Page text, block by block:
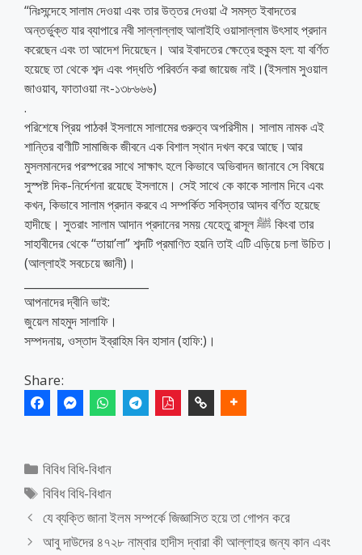
“নিঃসন্দেহে সালাম দেওয়া এবং তার উত্তর দেওয়া ঐ সমস্ত ইবাদতের
অন্তর্ভুক্ত যার ব্যাপারে নবী সাল্লাল্লাহু আলাইহি ওয়াসাল্লাম উৎসাহ প্রদান
করেছেন এবং তা আদেশ দিয়েছেন। আর ইবাদতের ক্ষেত্রে হুকুম হল: যা বর্ণিত
হয়েছে তা থেকে শব্দ এবং পদ্ধতি পরিবর্তন করা জায়েজ নাই।(ইসলাম সুওয়াল
জাওয়াব, ফাতাওয়া নং-১৩৮৬৬৬)
.
পরিশেষে প্রিয় পাঠক! ইসলামে সালামের গুরুত্ব অপরিসীম। সালাম নামক এই
শান্তির বাণীটি সামাজিক জীবনে এক বিশাল স্থান দখল করে আছে।আর
মুসলমানদের পরস্পরের সাথে সাক্ষাৎ হলে কিভাবে অভিবাদন জানাবে সে বিষয়ে
সুস্পষ্ট দিক-নির্দেশনা রয়েছে ইসলামে। সেই সাথে কে কাকে সালাম দিবে এবং
কখন, কিভাবে সালাম প্রদান করবে এ সম্পর্কিত সবিস্তার আদব বর্ণিত হয়েছে
হাদীছে। সুতরাং সালাম আদান প্রদানের সময় যেহেতু রাসূল ﷺ কিংবা তার
সাহাবীদের থেকে “তায়া’লা” শব্দটি প্রমাণিত হয়নি তাই এটি এড়িয়ে চলা উচিত।
(আল্লাহই সবচেয়ে জ্ঞানী)।
আপনাদের দ্বীনি ভাই:
জুয়েল মাহমুদ সালাফি।
সম্পদনায়, ওস্তাদ ইব্রাহিম বিন হাসান (হাফি:)।
Share:
Categories
বিবিধ বিধি-বিধান
Tags
বিবিধ বিধি-বিধান
যে ব্যক্তি জানা ইলম সম্পর্কে জিজ্ঞাসিত হয়ে তা গোপন করে
আবু দাউদের ৪৭২৮ নাম্বার হাদীস দ্বারা কী আল্লাহর জন্য কান এবং